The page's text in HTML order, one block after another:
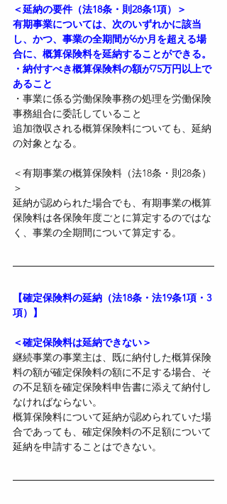
＜延納の要件（法18条・則28条1項）＞
有期事業については、次のいずれかに該当
し、かつ、事業の全期間が6か月を超える場
合に、概算保険料を延納することができる。
・納付すべき概算保険料の額が75万円以上で
あること
・事業に係る労働保険事務の処理を労働保険
事務組合に委託していること
追加徴収される概算保険料についても、延納
の対象となる。
＜有期事業の概算保険料（法18条・則28条）
＞
延納が認められた場合でも、有期事業の概算
保険料は各保険年度ごとに算定するのではな
く、事業の全期間について算定する。
【確定保険料の延納（法18条・法19条1項・3
項）】
＜確定保険料は延納できない＞
継続事業の事業主は、既に納付した概算保険
料の額が確定保険料の額に不足する場合、そ
の不足額を確定保険料申告書に添えて納付し
なければならない。
概算保険料について延納が認められていた場
合であっても、確定保険料の不足額について
延納を申請することはできない。